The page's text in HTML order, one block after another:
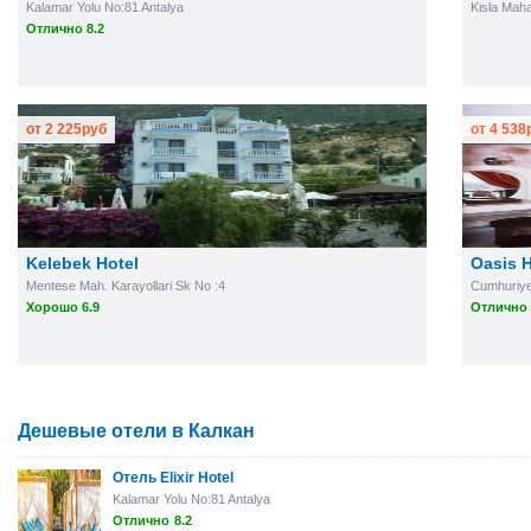
Kalamar Yolu No:81 Antalya
Отлично 8.2
Kisla
Kelebek Hotel
Mentese Mah. Karayollari Sk No :4
Хорошо 6.9
от 2 225руб
Oasis
Отлично
от 4 538
Дешевые отели в Калкан
Отель Elixir Hotel
Kalamar Yolu No:81 Antalya
Отлично 8.2